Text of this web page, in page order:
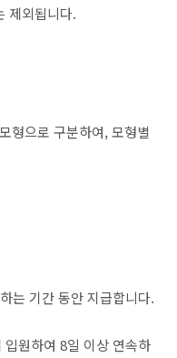
제외됩니다.
형으로 구분하여, 모형별
는 기간 동안 지급합니다.
원하여 8일 이상 연속하